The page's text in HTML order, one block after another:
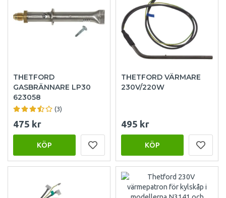
THETFORD
GASBRÄNNARE LP30
623058
(3)
475 kr
KÖP
THETFORD VÄRMARE
230V/220W
495 kr
KÖP